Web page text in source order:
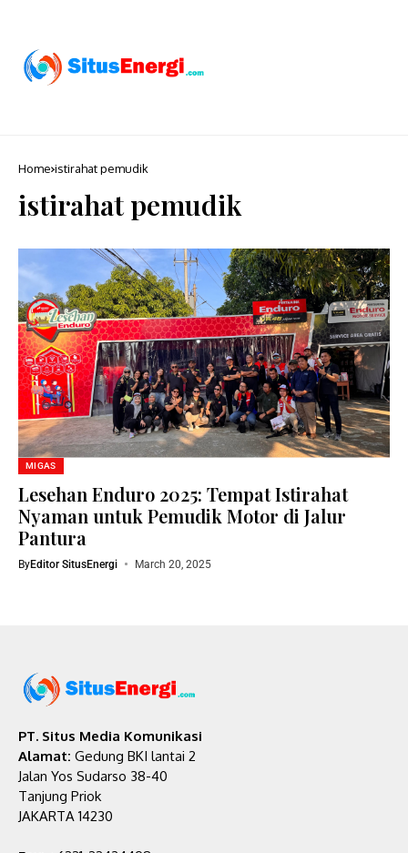
Home istirahat pemudik
istirahat pemudik
MIGAS
Lesehan Enduro 2025: Tempat Istirahat
Nyaman untuk Pemudik Motor di Jalur
Pantura
ByEditor SitusEnergi March 20, 2025
PT. Situs Media Komunikasi
Alamat: Gedung BKI lantai 2
Jalan Yos Sudarso 38-40
Tanjung Priok
JAKARTA 14230